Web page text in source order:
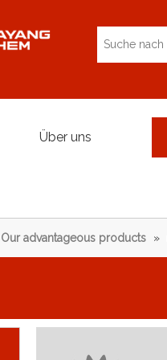
Über uns
Our advantageous products »